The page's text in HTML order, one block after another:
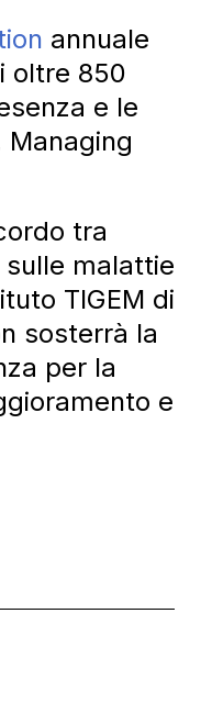
annuale
oltre 850
e le
Managing
tra
sulle malattie
TIGEM di
sosterrà la
per la
e